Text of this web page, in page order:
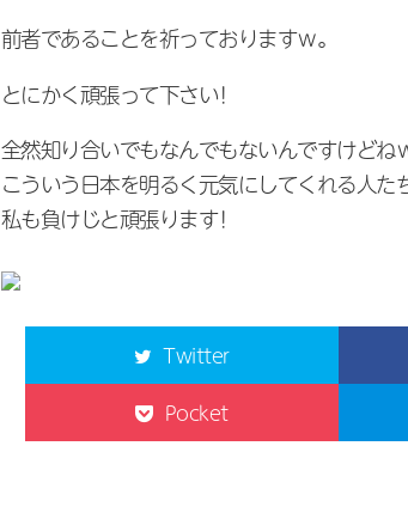
前者であることを祈っておりますｗ。
とにかく頑張って下さい！
全然知り合いでもなんでもないんですけどねｗ
こういう日本を明るく元気にしてくれる人た
私も負けじと頑張ります！
Twitter
Pocket